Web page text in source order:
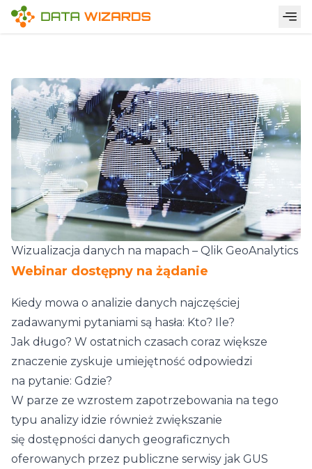
Wizualizacja danych na mapach – Qlik GeoAnalytics
Webinar dostępny na żądanie
Kiedy mowa o analizie danych najczęściej
zadawanymi pytaniami są hasła: Kto? Ile?
Jak długo? W ostatnich czasach coraz większe
znaczenie zyskuje umiejętność odpowiedzi
na pytanie: Gdzie?
W parze ze wzrostem zapotrzebowania na tego
typu analizy idzie również zwiększanie
się dostępności danych geograficznych
oferowanych przez publiczne serwisy jak GUS